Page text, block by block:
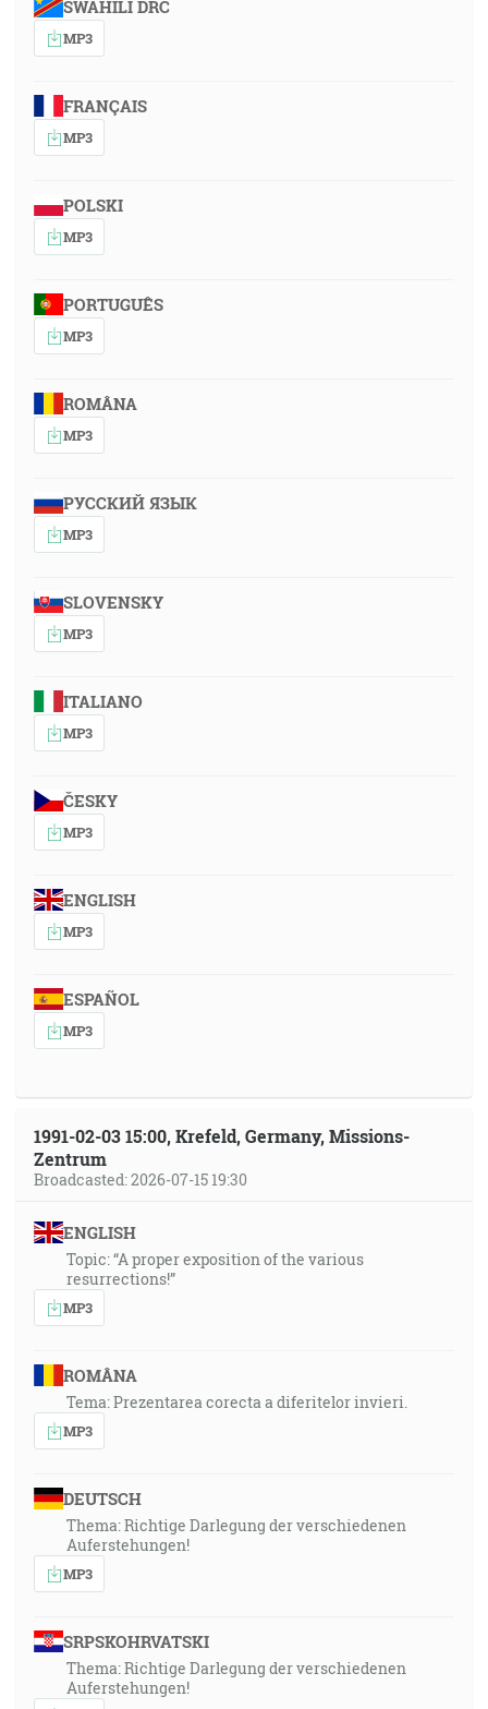
SWAHILI DRC
MP3
FRANÇAIS
MP3
POLSKI
MP3
PORTUGUÊS
MP3
ROMÂNA
MP3
РУССКИЙ ЯЗЫК
MP3
SLOVENSKY
MP3
ITALIANO
MP3
ČESKY
MP3
ENGLISH
MP3
ESPAÑOL
MP3
1991-02-03 15:00, Krefeld, Germany, Missions-
Zentrum
Broadcasted: 2026-07-15 19:30
ENGLISH
Topic: “A proper exposition of the various
resurrections!”
MP3
ROMÂNA
Tema: Prezentarea corecta a diferitelor invieri.
MP3
DEUTSCH
Thema: Richtige Darlegung der verschiedenen
Auferstehungen!
MP3
SRPSKOHRVATSKI
Thema: Richtige Darlegung der verschiedenen
Auferstehungen!